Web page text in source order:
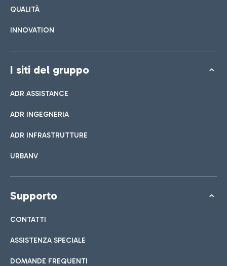
QUALITÀ
INNOVATION
I siti del gruppo
ADR ASSISTANCE
ADR INGEGNERIA
ADR INFRASTRUTTURE
URBANV
Supporto
CONTATTI
ASSISTENZA SPECIALE
DOMANDE FREQUENTI